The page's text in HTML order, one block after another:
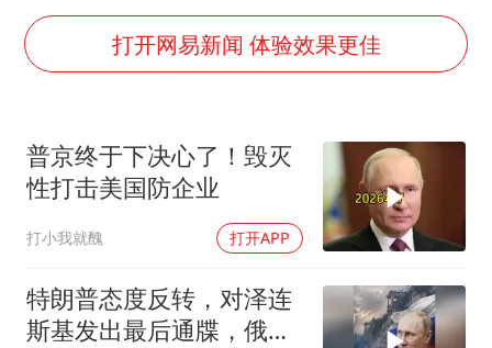
今年4位周星驰电影配角去世
号召领导带头休假 是大家不想休吗
要给全体职工“应休尽休”的底气
空调发明出来竟然不是为了给人降温
中国经济展现强大韧性和活力
打开网易新闻 体验效果更佳
普京终于下决心了！毁灭
性打击美国防企业
打小我就醜 打开APP
特朗普态度反转，对泽连
斯基发出最后通牒，俄乌